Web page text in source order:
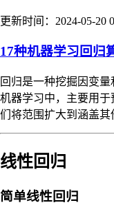
更新时间：2024-05-20
17种机器学习回归
回归是一种挖掘因变
机器学习中，主要用
们将范围扩大到涵盖其
线性回归
简单线性回归